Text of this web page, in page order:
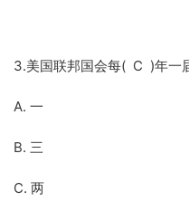
3.美国联邦国会每( C )年一
A. 一
B. 三
C. 两